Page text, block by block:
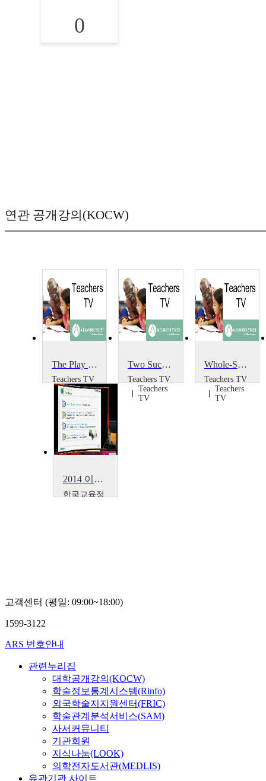
0
연관 공개강의(KOCW)
The Play Project
Teachers TV
Teachers
TV
Two Successful Projects
Teachers TV
Teachers
TV
Whole-School Portrait Project
Teachers TV
Teachers
TV
2014 이러닝 국제 콘퍼런스 : What is the Lessons from Education Support Project~
한국교육정
고객센터 (평일: 09:00~18:00)
1599-3122
ARS 번호안내
관련누리집
대학공개강의(KOCW)
학술정보통계시스템(Rinfo)
외국학술지지원센터(FRIC)
학술관계분석서비스(SAM)
사서커뮤니티
기관회원
지식나눔(LOOK)
의학전자도서관(MEDLIS)
유관기관 사이트